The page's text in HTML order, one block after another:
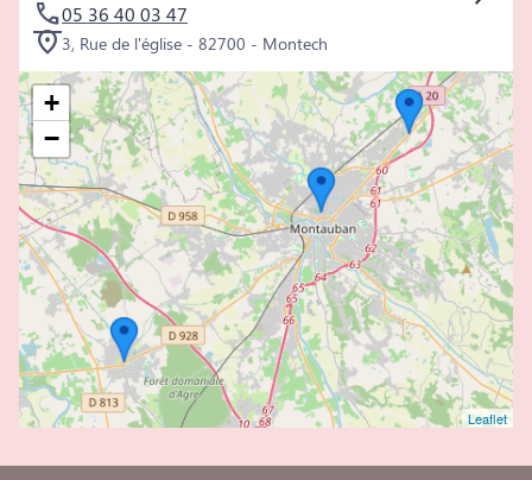
05 36 40 03 47
3, Rue de l'église - 82700 - Montech
+
−
Leaflet